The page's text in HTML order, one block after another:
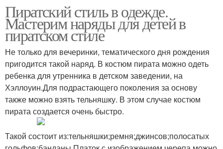
Праздничный интерьер
стиле
Европейский стиль Стиль для девушек
Пиратский стиль в одежде.
Мастерим наряды для детей в
пиратском стиле
Не только для вечеринки, тематического дня рождения
пригодится такой наряд. В костюм пирата можно одеть
ребенка для утренника в детском заведении, на
Хэллоуин.Для подрастающего поколения за основу
также можно взять тельняшку. В этом случае костюм
пирата создается очень быстро.
Такой состоит из:тельняшки;ремня;джинсов;полосатых